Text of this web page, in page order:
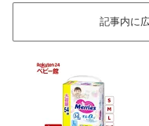
記事内に